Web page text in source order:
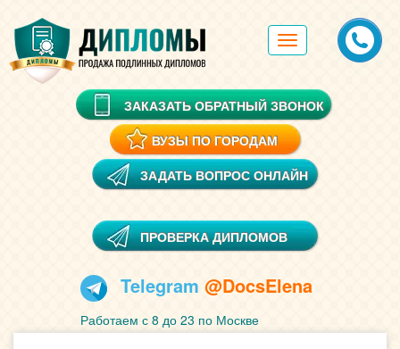
Toggle
navigation
ЗАКАЗАТЬ ОБРАТНЫЙ ЗВОНОК
ВУЗЫ ПО ГОРОДАМ
ЗАДАТЬ ВОПРОС ОНЛАЙН
ПРОВЕРКА ДИПЛОМОВ
Telegram @DocsElena
Работаем с 8 до 23 по Москве